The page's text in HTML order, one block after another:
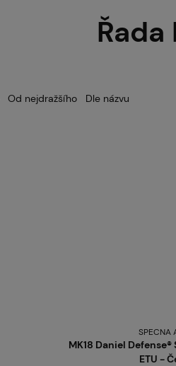
Prodejny
Řada
Od nejdražšího Dle názvu
SPECNA
MK18 Daniel Defense®
ETU -